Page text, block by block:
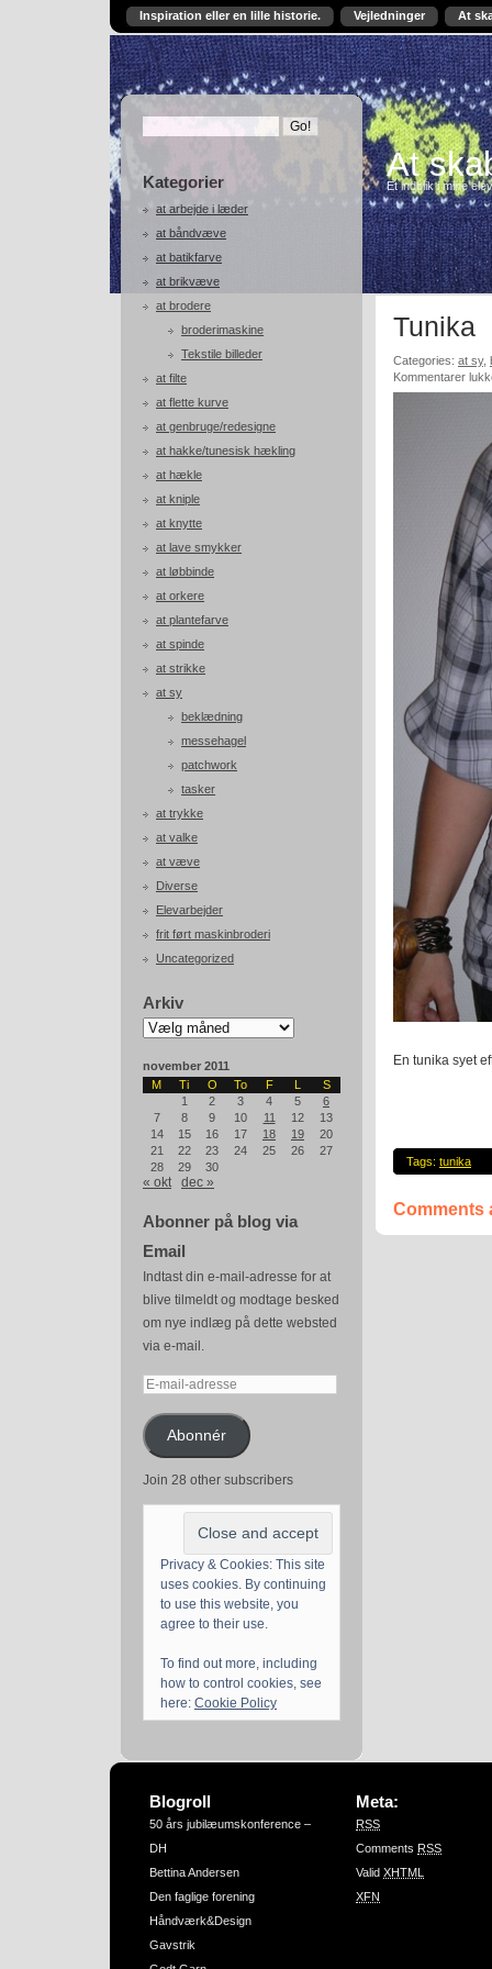
Inspiration eller en lille historie. Vejledninger At
Kategorier
at arbejde i læder
at båndvæve
at batikfarve
at brikvæve
at brodere
broderimaskine
Tekstile billeder
at filte
at flette kurve
at genbruge/redesigne
at hakke/tunesisk hækling
at hækle
at kniple
at knytte
at lave smykker
at løbbinde
at orkere
at plantefarve
at spinde
at strikke
at sy
beklædning
messehagel
patchwork
tasker
at trykke
at valke
at væve
Diverse
Elevarbejder
frit ført maskinbroderi
Uncategorized
Arkiv
Arkiv
november 2011
M
Ti O To F L
S
1
2 3 4 5
6
7
8 9 10 11 12
13
14
15 16 17 18 19
20
21
22 23 24 25 26
27
28
29 30
« okt dec »
Abonner på blog via
Email
Indtast din e-mail-adresse for at
blive tilmeldt og modtage besked
om nye indlæg på dette websted
via e-mail.
E-
adresseAbonnér
Join 28 other subscribers
Privacy & Cookies: This site
uses cookies. By continuing
to use this website, you
agree to their use.
To find out more, including
how to control cookies, see
here: Cookie Policy
At
Et indblik i mine
Tunika
Categories: at sy,
Kommentarer
En tunika syet
Tags: tunika
Comments
Blogroll
50 års jubilæumskonference –
DH
Bettina Andersen
Den faglige forening
Håndværk&Design
Gavstrik
Meta:
RSS
Comments RSS
Valid XHTML
XFN